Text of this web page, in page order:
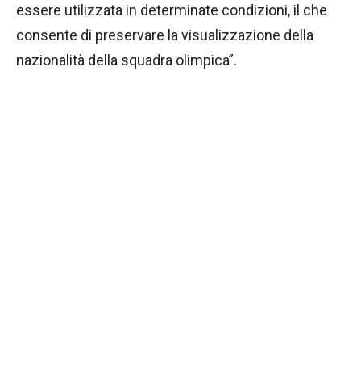
essere utilizzata in determinate condizioni, il che
consente di preservare la visualizzazione della
nazionalità della squadra olimpica”.